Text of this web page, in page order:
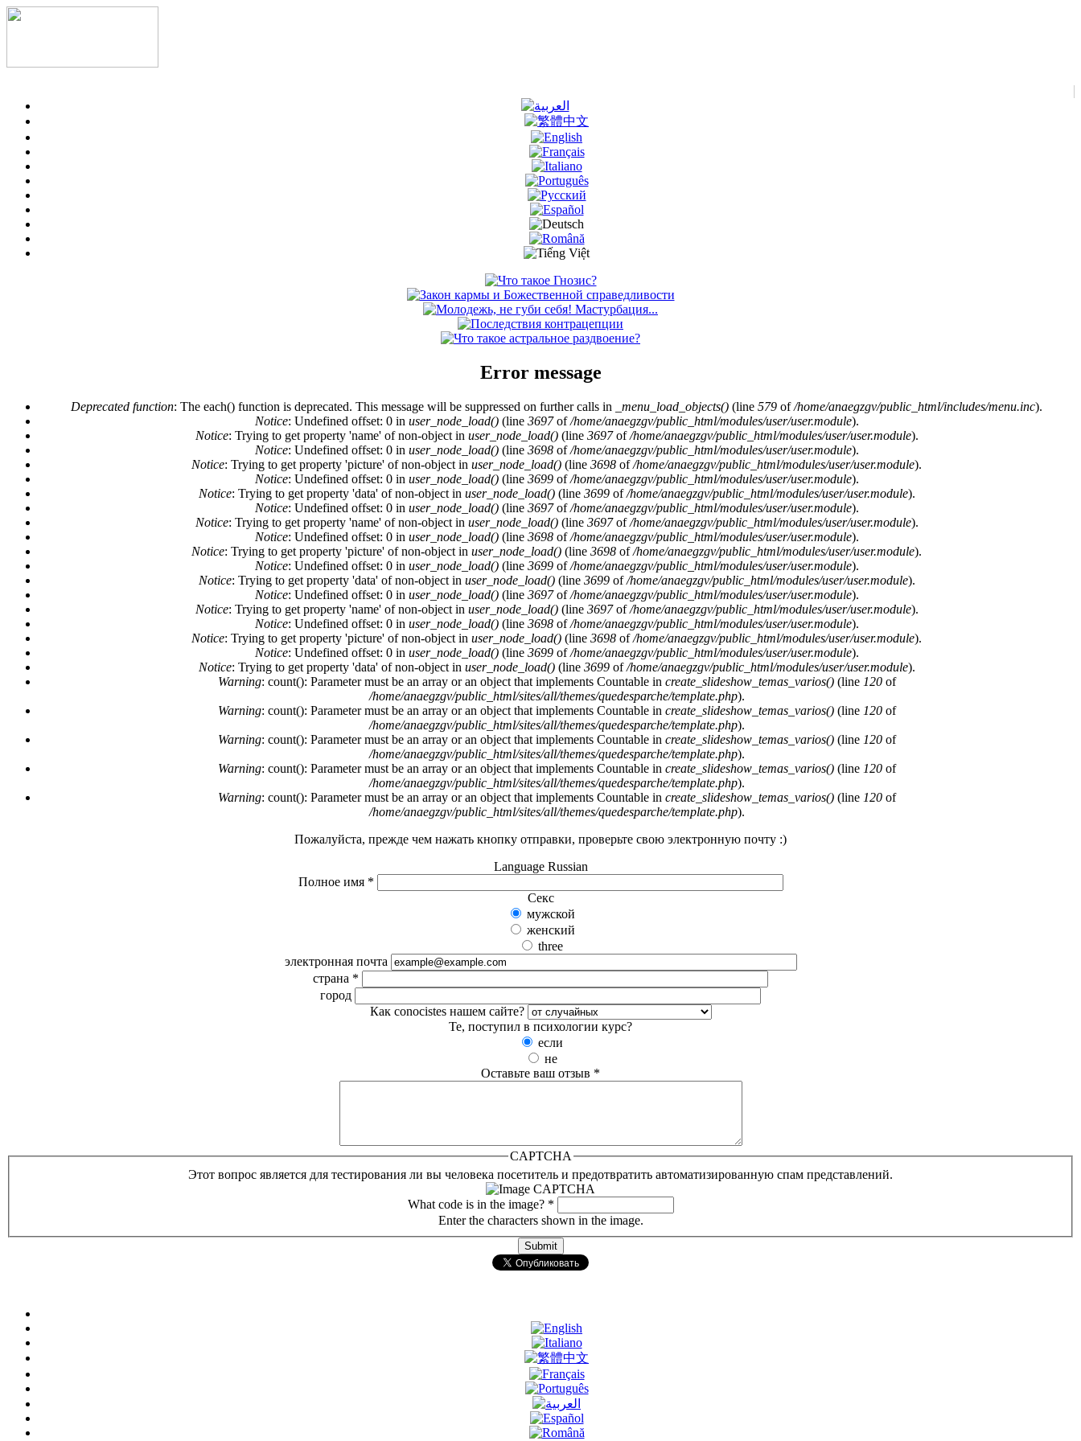
Error message
Deprecated function: The each() function is deprecated. This message will be suppressed on further calls in _menu_load_objects() (line 579 of/home/anaegzgv/public_html/includes/menu.inc).
Notice: Undefined offset: 0 in user_node_load()(line 3697of/home/anaegzgv/public_html/modules/user/user.module).
Notice: Trying to get property 'name' of non-object in user_node_load()(line 3697of/home/anaegzgv/public_html/modules/user/user.module).
Notice: Undefined offset: 0 in user_node_load()(line 3698of/home/anaegzgv/public_html/modules/user/user.module).
Notice: Trying to get property 'picture' of non-object in user_node_load() (line 3698 of/home/anaegzgv/public_html/modules/user/user.module).
Notice: Undefined offset: 0 in user_node_load()(line 3699of/home/anaegzgv/public_html/modules/user/user.module).
Notice: Trying to get property 'data' of non-object in user_node_load()(line 3699of/home/anaegzgv/public_html/modules/user/user.module).
Notice: Undefined offset: 0 in user_node_load()(line 3697of/home/anaegzgv/public_html/modules/user/user.module).
Notice: Trying to get property 'name' of non-object in user_node_load()(line 3697of/home/anaegzgv/public_html/modules/user/user.module).
Notice: Undefined offset: 0 in user_node_load()(line 3698of/home/anaegzgv/public_html/modules/user/user.module).
Notice: Trying to get property 'picture' of non-object in user_node_load() (line 3698 of/home/anaegzgv/public_html/modules/user/user.module).
Notice: Undefined offset: 0 in user_node_load()(line 3699of/home/anaegzgv/public_html/modules/user/user.module).
Notice: Trying to get property 'data' of non-object in user_node_load()(line 3699of/home/anaegzgv/public_html/modules/user/user.module).
Notice: Undefined offset: 0 in user_node_load()(line 3697of/home/anaegzgv/public_html/modules/user/user.module).
Notice: Trying to get property 'name' of non-object in user_node_load()(line 3697of/home/anaegzgv/public_html/modules/user/user.module).
Notice: Undefined offset: 0 in user_node_load()(line 3698of/home/anaegzgv/public_html/modules/user/user.module).
Notice: Trying to get property 'picture' of non-object in user_node_load() (line 3698 of/home/anaegzgv/public_html/modules/user/user.module).
Notice: Undefined offset: 0 in user_node_load()(line 3699of/home/anaegzgv/public_html/modules/user/user.module).
Notice: Trying to get property 'data' of non-object in user_node_load()(line 3699of/home/anaegzgv/public_html/modules/user/user.module).
Warning: count(): Parameter must be an array or an object that implements Countable in create_slideshow_temas_varios()(line 120of
/home/anaegzgv/public_html/sites/all/themes/quedesparche/template.php).
Warning: count(): Parameter must be an array or an object that implements Countable in create_slideshow_temas_varios()(line 120of
/home/anaegzgv/public_html/sites/all/themes/quedesparche/template.php).
Warning: count(): Parameter must be an array or an object that implements Countable in create_slideshow_temas_varios()(line 120of
/home/anaegzgv/public_html/sites/all/themes/quedesparche/template.php).
Warning: count(): Parameter must be an array or an object that implements Countable in create_slideshow_temas_varios()(line 120of
/home/anaegzgv/public_html/sites/all/themes/quedesparche/template.php).
Warning: count(): Parameter must be an array or an object that implements Countable in create_slideshow_temas_varios()(line 120of
/home/anaegzgv/public_html/sites/all/themes/quedesparche/template.php).
Пожалуйста, прежде чем нажать кнопку отправки, проверьте свою электронную почту :)
Language Russian
Полное имя *
Cекс
мужской
женский
three
электронная почта
страна *
город
Как conocistes нашем сайте?
Те, поступил в психологии курс?
если
не
Оставьте ваш отзыв *
CAPTCHA
Этот вопрос является для тестирования ли вы человека посетитель и предотвратить автоматизированную спам представлений.
What code is in the image? *
Enter the characters shown in the image.